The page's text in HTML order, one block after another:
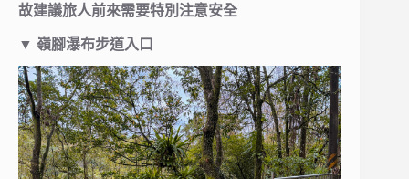
故建議旅人前來需要特別注意安全
▼ 嶺腳瀑布步道入口